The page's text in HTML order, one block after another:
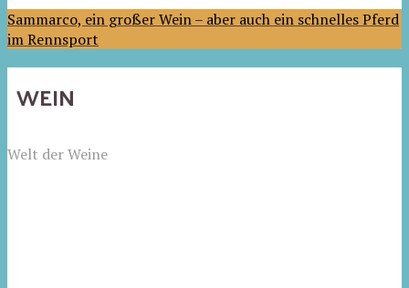
Sammarco, ein großer Wein – aber auch ein schnelles Pferd
im Rennsport
WEIN
Welt der Weine